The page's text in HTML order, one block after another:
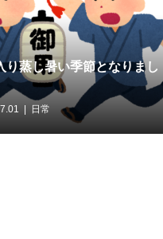
り蒸し暑い季節となりまし
日常